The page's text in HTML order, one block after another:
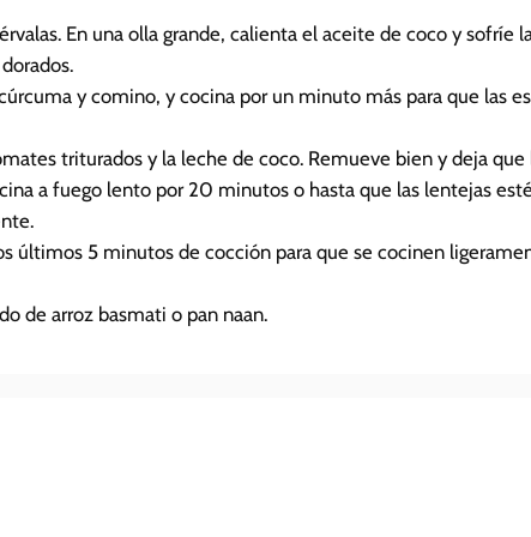
En una olla grande, calienta el aceite de coco y sofríe
y comino, y cocina por un minuto más para que las
triturados y la leche de coco. Remueve bien y deja
a fuego lento por 20 minutos o hasta que las lentejas
últimos 5 minutos de cocción para que se cocinen
de arroz basmati o pan naan.